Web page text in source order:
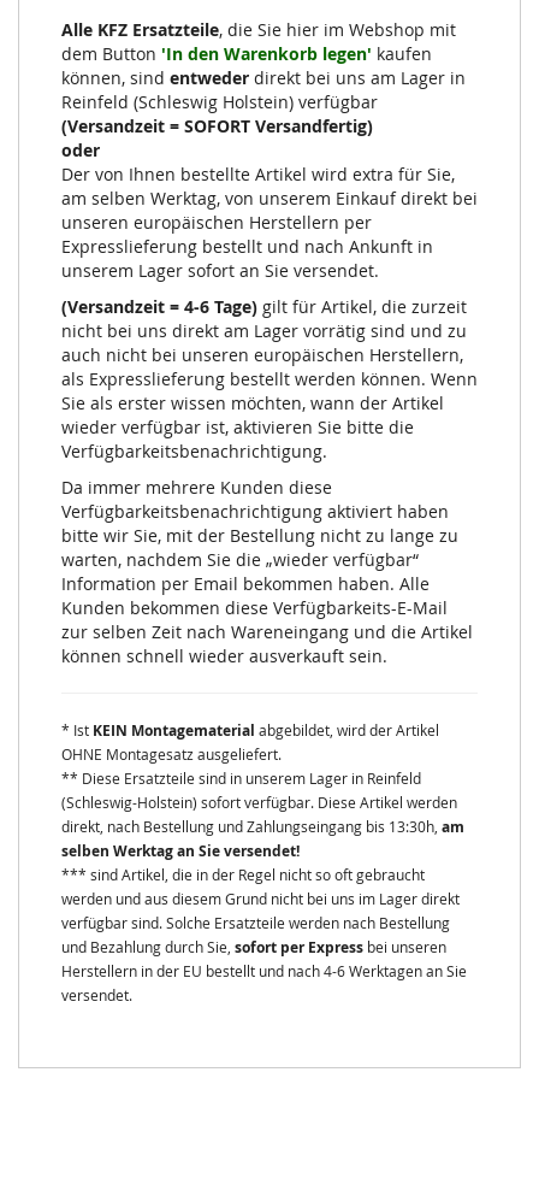
Alle KFZ Ersatzteile, die Sie hier im Webshop mit
dem Button 'In den Warenkorb legen' kaufen
können, sind entweder direkt bei uns am Lager in
Reinfeld (Schleswig Holstein) verfügbar
(Versandzeit = SOFORT Versandfertig)
oder
Der von Ihnen bestellte Artikel wird extra für Sie,
am selben Werktag, von unserem Einkauf direkt bei
unseren europäischen Herstellern per
Expresslieferung bestellt und nach Ankunft in
unserem Lager sofort an Sie versendet.
(Versandzeit = 4-6 Tage) gilt für Artikel, die zurzeit
nicht bei uns direkt am Lager vorrätig sind und zu
auch nicht bei unseren europäischen Herstellern,
als Expresslieferung bestellt werden können. Wenn
Sie als erster wissen möchten, wann der Artikel
wieder verfügbar ist, aktivieren Sie bitte die
Verfügbarkeitsbenachrichtigung.
Da immer mehrere Kunden diese
Verfügbarkeitsbenachrichtigung aktiviert haben
bitte wir Sie, mit der Bestellung nicht zu lange zu
warten, nachdem Sie die „wieder verfügbar“
Information per Email bekommen haben. Alle
Kunden bekommen diese Verfügbarkeits-E-Mail
zur selben Zeit nach Wareneingang und die Artikel
können schnell wieder ausverkauft sein.
* Ist KEIN Montagematerial abgebildet, wird der Artikel
OHNE Montagesatz ausgeliefert.
** Diese Ersatzteile sind in unserem Lager in Reinfeld
(Schleswig-Holstein) sofort verfügbar. Diese Artikel werden
direkt, nach Bestellung und Zahlungseingang bis 13:30h, am
selben Werktag an Sie versendet!
*** sind Artikel, die in der Regel nicht so oft gebraucht
werden und aus diesem Grund nicht bei uns im Lager direkt
verfügbar sind. Solche Ersatzteile werden nach Bestellung
und Bezahlung durch Sie, sofort per Express bei unseren
Herstellern in der EU bestellt und nach 4-6 Werktagen an Sie
versendet.